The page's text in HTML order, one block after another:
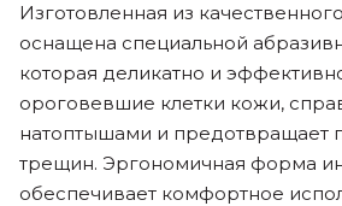
Изготовленная из
оснащена специальной
которая деликатно и
ороговевшие клетки кожи,
натоптышами и предотвращает
трещин. Эргономичная форма
обеспечивает комфортное